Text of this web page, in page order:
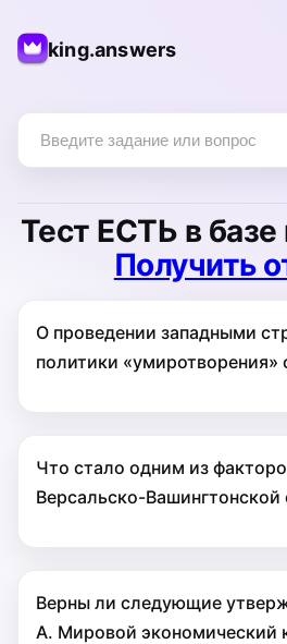
king.answers
Тест ЕСТЬ в
Получить
О проведении западными
поли­тики «умиротворения»
Что стало одним из
Версальско-Вашингтонской
Верны ли следующие
А. Мировой экономический